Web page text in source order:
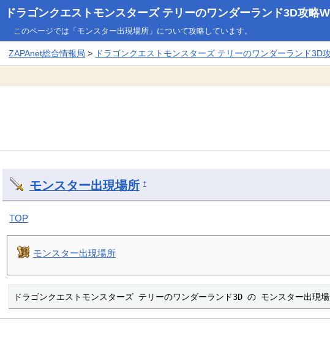
ドラゴンクエストモンスターズ テリーのワンダーランド3D攻略
このページでは「モンスター出現場所」について攻略しています。
ZAPAnet総合情報局 > ドラゴンクエストモンスターズ テリーのワンダーランド3D
モンスター出現場所 †
TOP
モンスター出現場所
ドラゴンクエストモンスターズ テリーのワンダーランド3D の モンスター出現